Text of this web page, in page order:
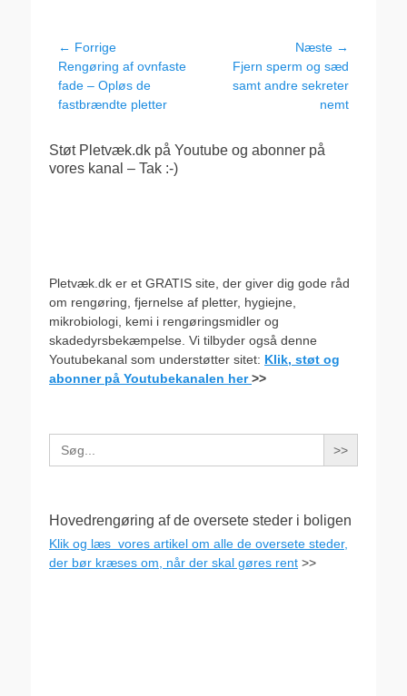
Indlægsnavigation
← Forrige
Forrige
indlæg:
Rengøring af ovnfaste
fade – Opløs de
fastbrændte pletter
Næste →
Næste
indlæg:
Fjern sperm og sæd
samt andre sekreter
nemt
Støt Pletvæk.dk på Youtube og abonner på
vores kanal – Tak :-)
Pletvæk.dk er et GRATIS site, der giver dig gode råd
om rengøring, fjernelse af pletter, hygiejne,
mikrobiologi, kemi i rengøringsmidler og
skadedyrsbekæmpelse. Vi tilbyder også denne
Youtubekanal som understøtter sitet: Klik, støt og
abonner på Youtubekanalen her>>
Search
for:
Hovedrengøring af de oversete steder i boligen
Klik og læs vores artikel om alle de oversete steder,
der bør kræses om, når der skal gøres rent >>